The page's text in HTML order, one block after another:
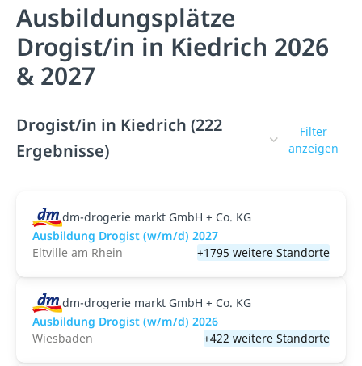
Ausbildungsplätze
Drogist/in in Kiedrich 2026
& 2027
Drogist/in in Kiedrich (222
Ergebnisse)
Filter
anzeigen
dm-drogerie markt GmbH + Co. KG
Ausbildung Drogist (w/m/d) 2027
Eltville am Rhein
+1795 weitere Standorte
dm-drogerie markt GmbH + Co. KG
Ausbildung Drogist (w/m/d) 2026
Wiesbaden
+422 weitere Standorte